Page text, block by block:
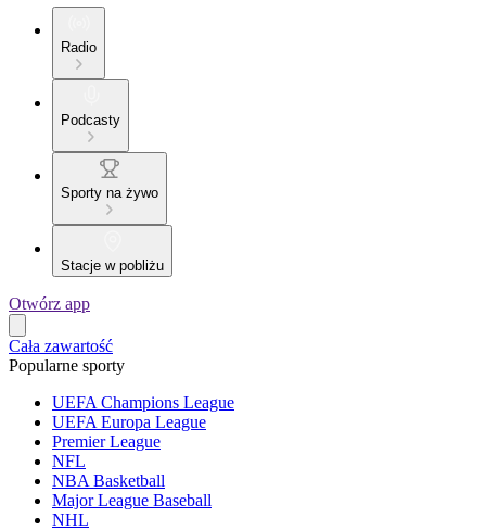
Radio
Podcasty
Sporty na żywo
Stacje w pobliżu
Otwórz app
Cała zawartość
Popularne sporty
UEFA Champions League
UEFA Europa League
Premier League
NFL
NBA Basketball
Major League Baseball
NHL